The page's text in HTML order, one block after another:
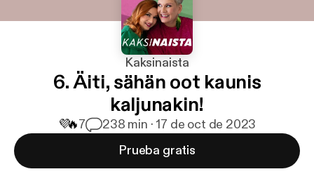
Kaksinaista
6. Äiti, sähän oot kaunis
kaljunakin!
💜🔥7 238 min · 17 de oct de 2023
Prueba gratis